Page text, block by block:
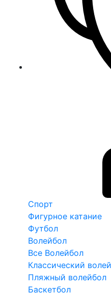
Спорт
Фигурное катание
Футбол
Волейбол
Все Волейбол
Классический
Пляжный волейбол
Баскетбол